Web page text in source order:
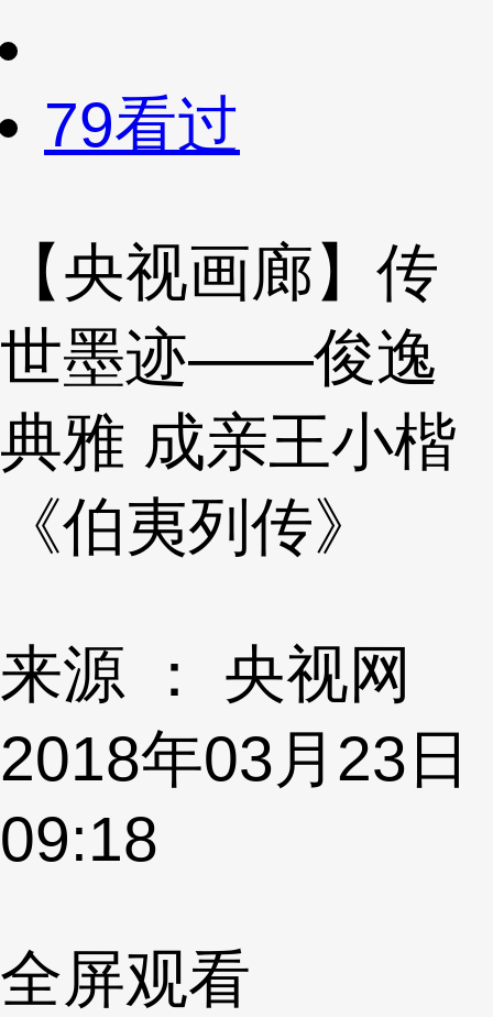
79看过
【央视画廊】传
世墨迹——俊逸
典雅 成亲王小楷
《伯夷列传》
来源 ： 央视网
2018年03月23日
09:18
全屏观看